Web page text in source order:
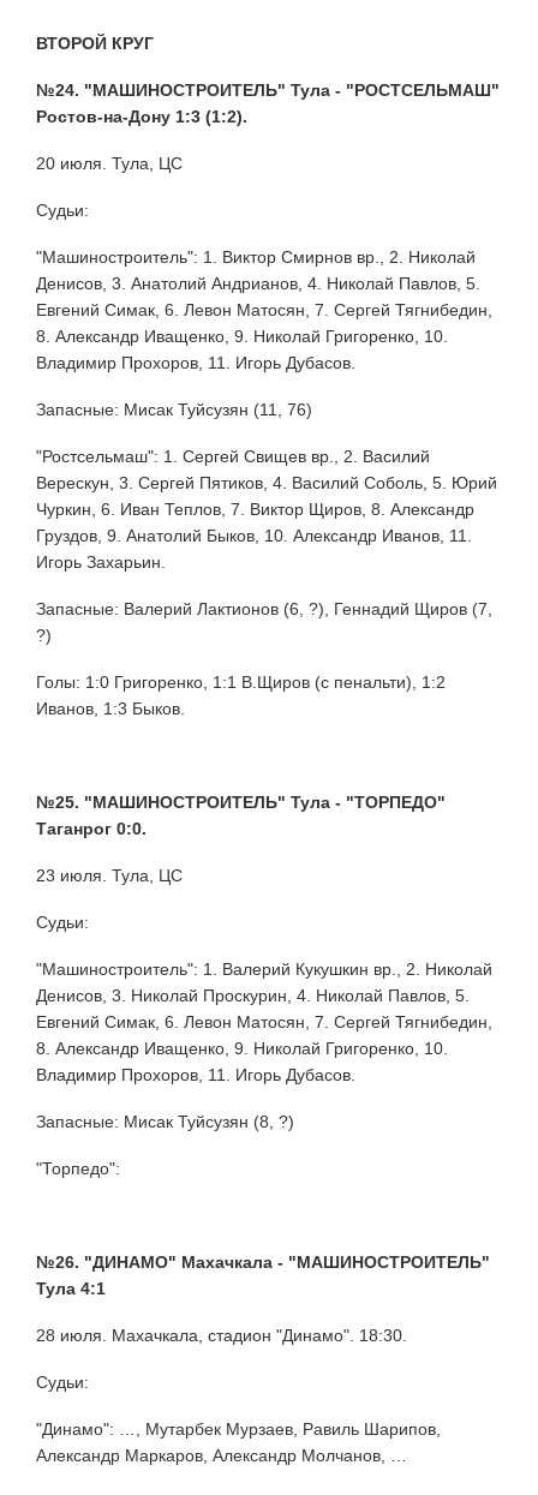
ВТОРОЙ КРУГ
№24. "МАШИНОСТРОИТЕЛЬ" Тула - "РОСТСЕЛЬМАШ"
Ростов-на-Дону 1:3 (1:2).
20 июля. Тула, ЦС
Судьи:
"Машиностроитель": 1. Виктор Смирнов вр., 2. Николай
Денисов, 3. Анатолий Андрианов, 4. Николай Павлов, 5.
Евгений Симак, 6. Левон Матосян, 7. Сергей Тягнибедин,
8. Александр Иващенко, 9. Николай Григоренко, 10.
Владимир Прохоров, 11. Игорь Дубасов.
Запасные: Мисак Туйсузян (11, 76)
"Ростсельмаш": 1. Сергей Свищев вр., 2. Василий
Верескун, 3. Сергей Пятиков, 4. Василий Соболь, 5. Юрий
Чуркин, 6. Иван Теплов, 7. Виктор Щиров, 8. Александр
Груздов, 9. Анатолий Быков, 10. Александр Иванов, 11.
Игорь Захарьин.
Запасные: Валерий Лактионов (6, ?), Геннадий Щиров (7,
?)
Голы: 1:0 Григоренко, 1:1 В.Щиров (с пенальти), 1:2
Иванов, 1:3 Быков.
№25. "МАШИНОСТРОИТЕЛЬ" Тула - "ТОРПЕДО"
Таганрог 0:0.
23 июля. Тула, ЦС
Судьи:
"Машиностроитель": 1. Валерий Кукушкин вр., 2. Николай
Денисов, 3. Николай Проскурин, 4. Николай Павлов, 5.
Евгений Симак, 6. Левон Матосян, 7. Сергей Тягнибедин,
8. Александр Иващенко, 9. Николай Григоренко, 10.
Владимир Прохоров, 11. Игорь Дубасов.
Запасные: Мисак Туйсузян (8, ?)
"Торпедо":
№26. "ДИНАМО" Махачкала - "МАШИНОСТРОИТЕЛЬ"
Тула 4:1
28 июля. Махачкала, стадион "Динамо". 18:30.
Судьи:
"Динамо": …, Мутарбек Мурзаев, Равиль Шарипов,
Александр Маркаров, Александр Молчанов, …